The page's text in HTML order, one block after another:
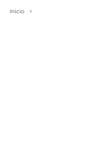
Inicio >